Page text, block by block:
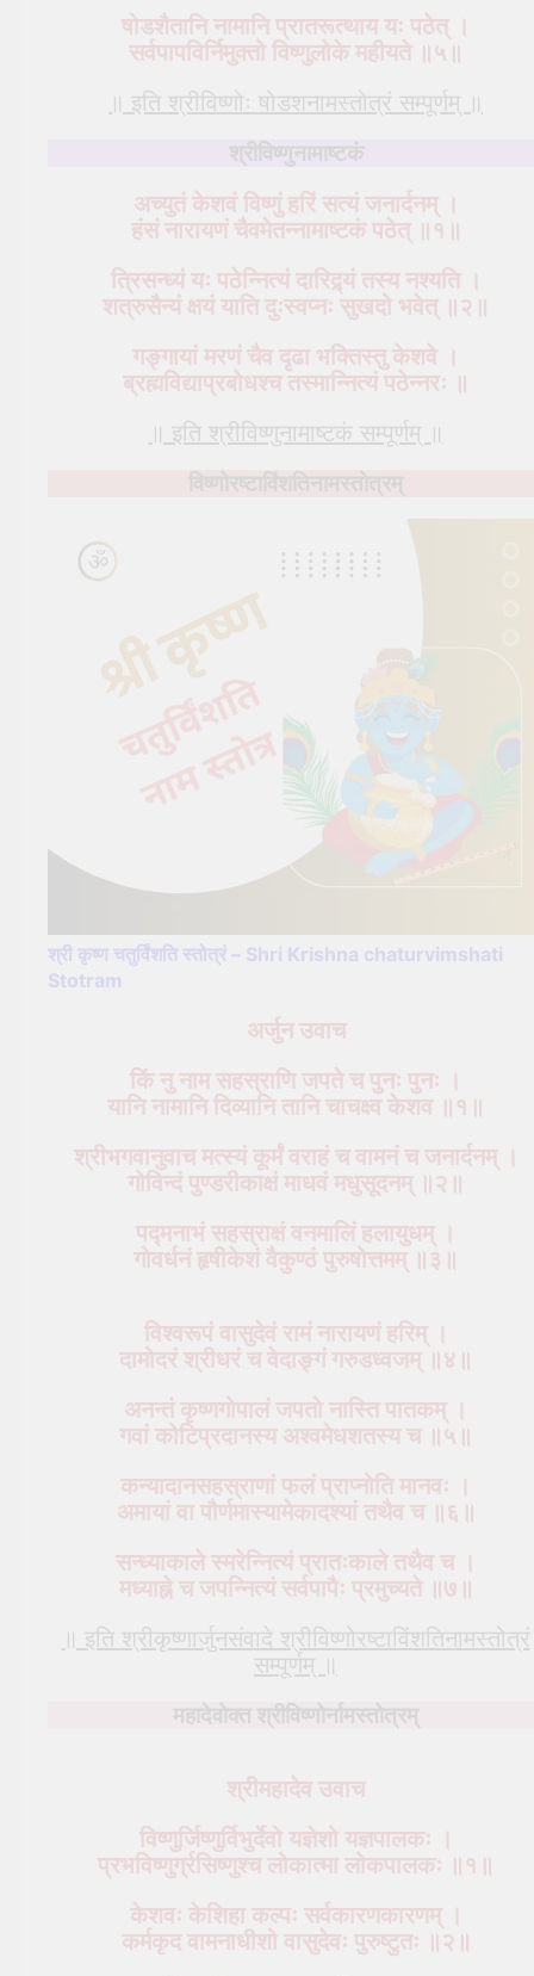
षोडशैतानि नामानि प्रातरूत्थाय यः पठेत् ।
सर्वपापविर्निमुक्तो विष्णुलोके महीयते ॥५॥
॥ इति श्रीविष्णोः षोडशनामस्तोत्रं सम्पूर्णम् ॥
श्रीविष्णुनामाष्टकं
अच्युतं केशवं विष्णुं हरिं सत्यं जनार्दनम् ।
हंसं नारायणं चैवमेतन्नामाष्टकं पठेत् ॥१॥
त्रिसन्ध्यं यः पठेन्नित्यं दारिद्र्यं तस्य नश्यति ।
शत्रुसैन्यं क्षयं याति दुःस्वप्नः सुखदो भवेत् ॥२॥
गङ्गायां मरणं चैव दृढा भक्तिस्तु केशवे ।
ब्रह्मविद्याप्रबोधश्च तस्मान्नित्यं पठेन्नरः ॥
॥ इति श्रीविष्णुनामाष्टकं सम्पूर्णम् ॥
विष्णोरष्टाविंशतिनामस्तोत्रम्
श्री कृष्ण चतुर्विंशति स्तोत्रं – Shri Krishna chaturvimshati
Stotram
अर्जुन उवाच
किं नु नाम सहस्राणि जपते च पुनः पुनः ।
यानि नामानि दिव्यानि तानि चाचक्ष्व केशव ॥१॥
श्रीभगवानुवाच मत्स्यं कूर्मं वराहं च वामनं च जनार्दनम् ।
गोविन्दं पुण्डरीकाक्षं माधवं मधुसूदनम् ॥२॥
पद्मनाभं सहस्राक्षं वनमालिं हलायुधम् ।
गोवर्धनं हृषीकेशं वैकुण्ठं पुरुषोत्तमम् ॥३॥
विश्वरूपं वासुदेवं रामं नारायणं हरिम् ।
दामोदरं श्रीधरं च वेदाङ्गं गरुडध्वजम् ॥४॥
अनन्तं कृष्णगोपालं जपतो नास्ति पातकम् ।
गवां कोटिप्रदानस्य अश्वमेधशतस्य च ॥५॥
कन्यादानसहस्राणां फलं प्राप्नोति मानवः ।
अमायां वा पौर्णमास्यामेकादश्यां तथैव च ॥६॥
सन्ध्याकाले स्मरेन्नित्यं प्रातःकाले तथैव च ।
मध्याह्ने च जपन्नित्यं सर्वपापैः प्रमुच्यते ॥७॥
॥ इति श्रीकृष्णार्जुनसंवादे श्रीविष्णोरष्टाविंशतिनामस्तोत्रं
सम्पूर्णम् ॥
महादेवोक्त श्रीविष्णोर्नामस्तोत्रम्
श्रीमहादेव उवाच
विष्णुर्जिष्णुर्विभुर्देवो यज्ञेशो यज्ञपालकः ।
प्रभविष्णुर्ग्रसिष्णुश्च लोकात्मा लोकपालकः ॥१॥
केशवः केशिहा कल्पः सर्वकारणकारणम् ।
कर्मकृद वामनाधीशो वासुदेवः पुरुष्टुतः ॥२॥